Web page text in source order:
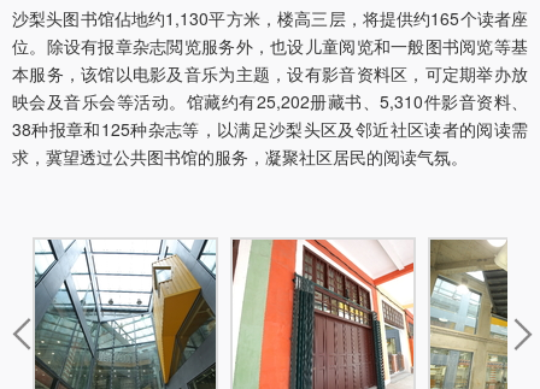
沙梨头图书馆佔地约1,130平方米，楼高三层，将提供约165个读者座
位。除设有报章杂志閲览服务外，也设儿童阅览和一般图书阅览等基
本服务，该馆以电影及音乐为主题，设有影音资料区，可定期举办放
映会及音乐会等活动。馆藏约有25,202册藏书、5,310件影音资料、
38种报章和125种杂志等，以满足沙梨头区及邻近社区读者的阅读需
求，冀望透过公共图书馆的服务，凝聚社区居民的阅读气氛。